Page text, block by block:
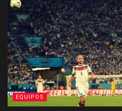
EQUIPOS